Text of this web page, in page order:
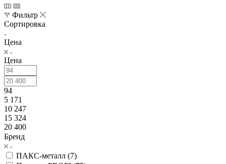
Фильтр
Сортировка
Цена
Цена
94
5 171
10 247
15 324
20 400
Бренд
ПАКС-металл (7)